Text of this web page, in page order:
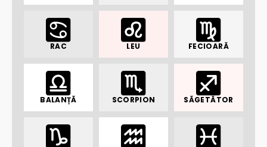
RAC LEU FECIOARĂ
BALANȚĂ SCORPION SĂGETĂTOR